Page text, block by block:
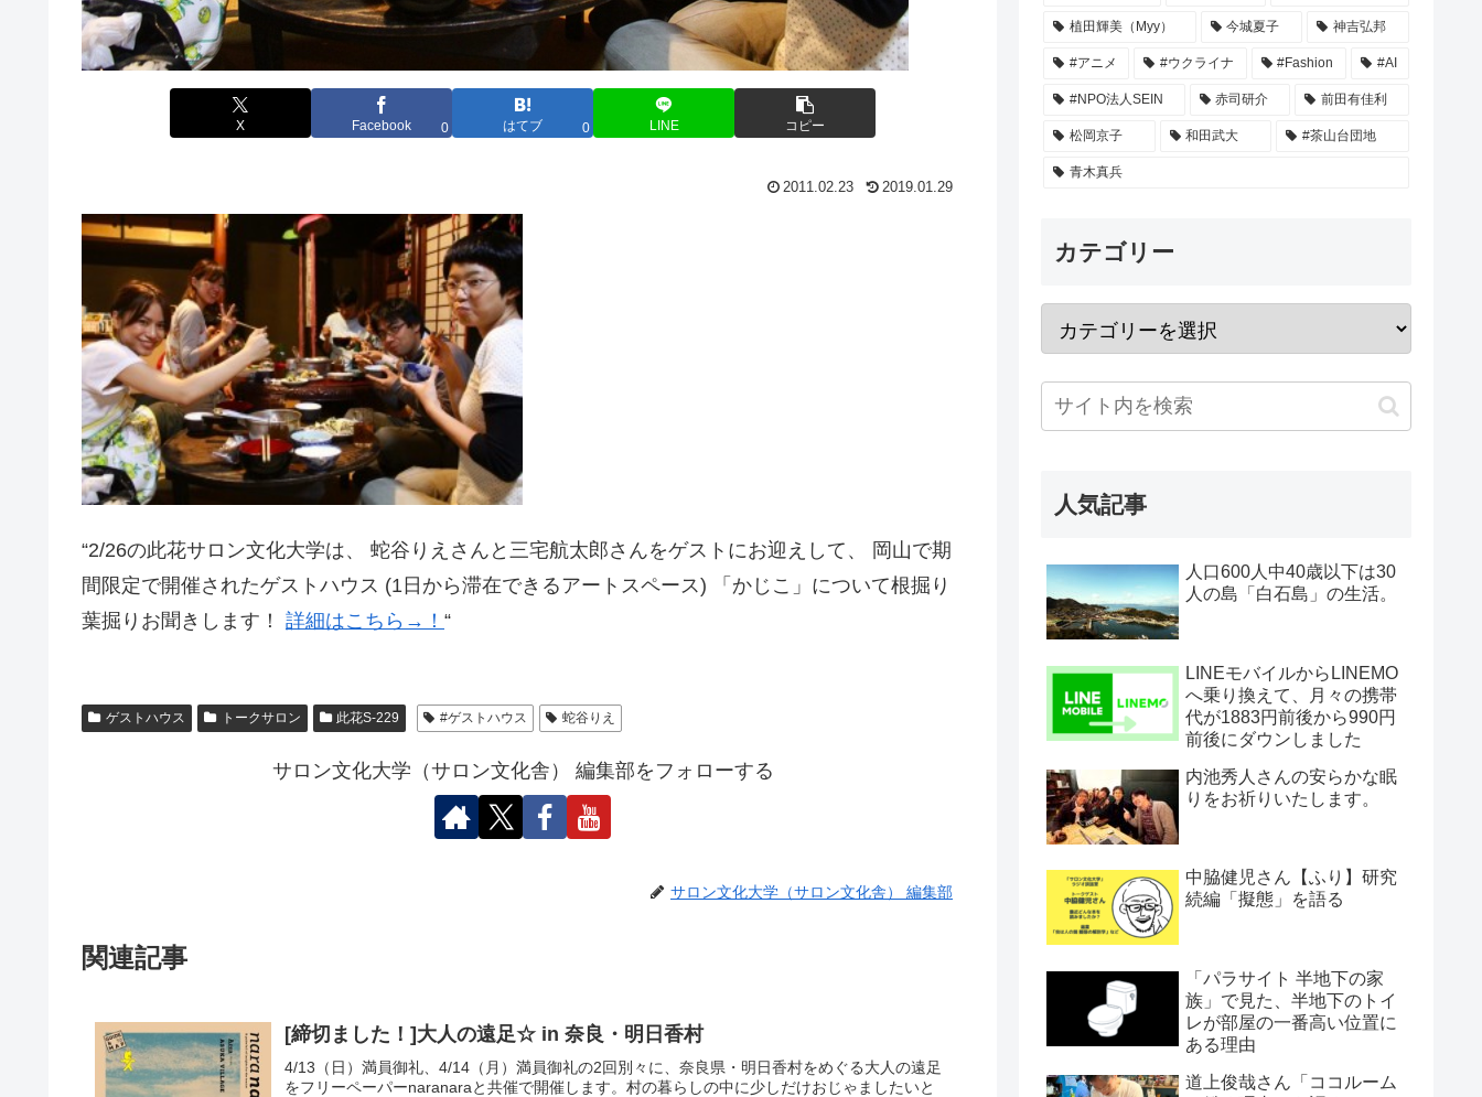
X Facebook 0 はてブ 0 LINE コピー
2011.02.23 2019.01.29
“2/26の此花サロン文化大学は、 蛇谷りえさんと三宅航太郎さんをゲストにお迎えして、 岡山で期
間限定で開催されたゲストハウス (1日から滞在できるアートスペース) 「かじこ」について根掘り
葉掘りお聞きします！ 詳細はこちら→！ “
ゲストハウス トークサロン 此花S-229 #ゲストハウス 蛇谷りえ
サロン文化大学（サロン文化舎） 編集部をフォローする
サロン文化大学（サロン文化舎） 編集部
関連記事
[締切ました！]大人の遠足☆ in 奈良・明日香村
4/13（日）満員御礼、4/14（月）満員御礼の2回別々に、奈良県・明日香村をめぐる大人の遠足
をフリーペーパーnaranaraと共催で開催します。村の暮らしの中に少しだけおじゃましたいと
植田輝美（Myy） 今城夏子 神吉弘邦
#アニメ #ウクライナ #Fashion #AI
#NPO法人SEIN 赤司研介 前田有佳利
松岡京子 和田武大 #茶山台団地
青木真兵
カテゴリー
人気記事
人口600人中40歳以下は30
人の島「白石島」の生活。
LINEモバイルからLINEMO
へ乗り換えて、月々の携帯
代が1883円前後から990円
前後にダウンしました
内池秀人さんの安らかな眠
りをお祈りいたします。
中脇健児さん【ふり】研究
続編「擬態」を語る
「パラサイト 半地下の家
族」で見た、半地下のトイ
レが部屋の一番高い位置に
ある理由
道上俊哉さん「ココルーム